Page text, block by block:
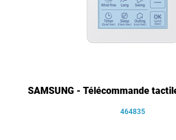
SAMSUNG - Télécommande
464835